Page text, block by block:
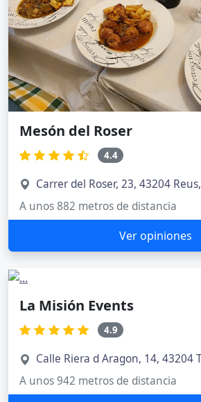
Mesón del Roser
4.4
Carrer del Roser, 23, 43204
A unos 882 metros de distancia
Ver opiniones
La Misión Events
4.9
Calle Riera d Aragon, 14, 43204
A unos 942 metros de distancia